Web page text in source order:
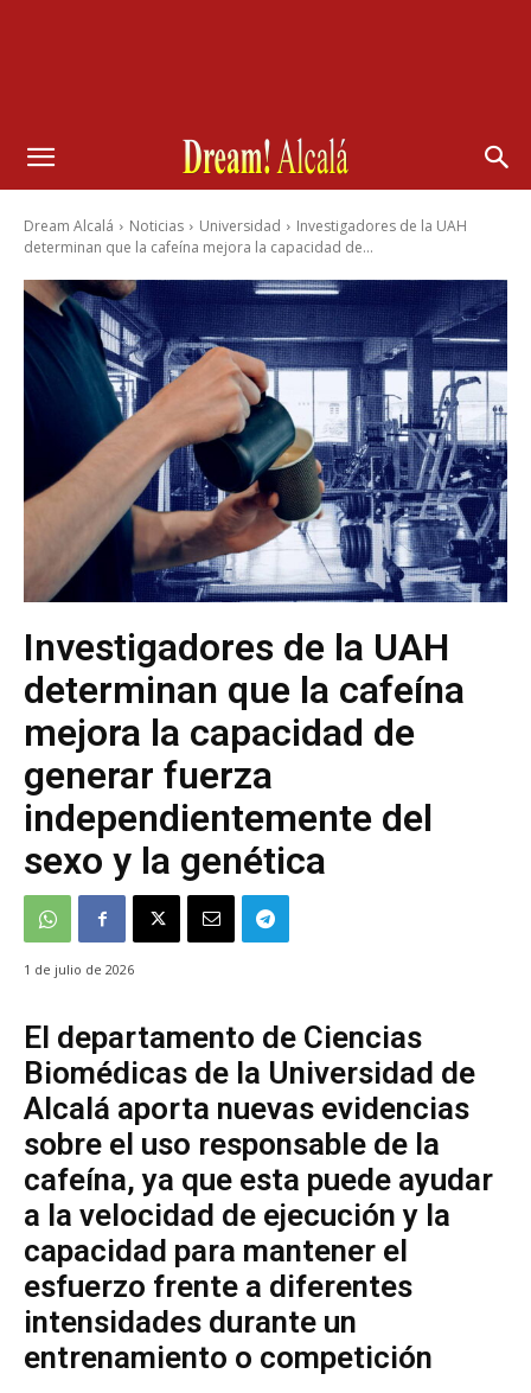
Dream Alcalá Noticias Universidad
Investigadores de la UAH
determinan que la cafeína mejora la capacidad de...
Investigadores de la UAH
determinan que la cafeína
mejora la capacidad de
generar fuerza
independientemente del
sexo y la genética
1 de julio de 2026
El departamento de Ciencias
Biomédicas de la Universidad de
Alcalá aporta nuevas evidencias
sobre el uso responsable de la
cafeína, ya que esta puede ayudar
a la velocidad de ejecución y la
capacidad para mantener el
esfuerzo frente a diferentes
intensidades durante un
entrenamiento o competición